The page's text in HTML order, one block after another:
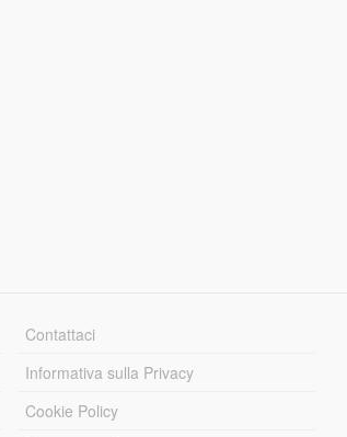
Contattaci
Informativa sulla Privacy
Cookie Policy